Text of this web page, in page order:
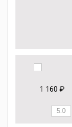
1 160 ₽